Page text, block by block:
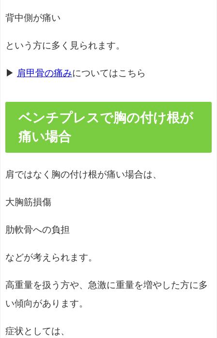
背中側が痛い
という方に多く見られます。
▶ 肩甲骨の痛みについてはこちら
ベンチプレスで胸の付け根が
痛い場合
肩ではなく胸の付け根が痛い場合は、
大胸筋損傷
肋軟骨への負担
などが考えられます。
高重量を扱う方や、急激に重量を増やした方に多
い傾向があります。
症状としては、